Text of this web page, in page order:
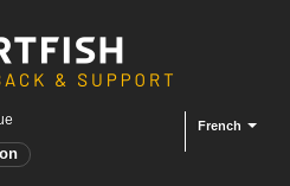
French